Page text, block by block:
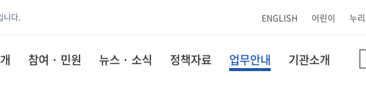
니다. ENGLISH 어린이 누
참여 · 민원 뉴스 · 소식 정책자료 업무안내 기관소개